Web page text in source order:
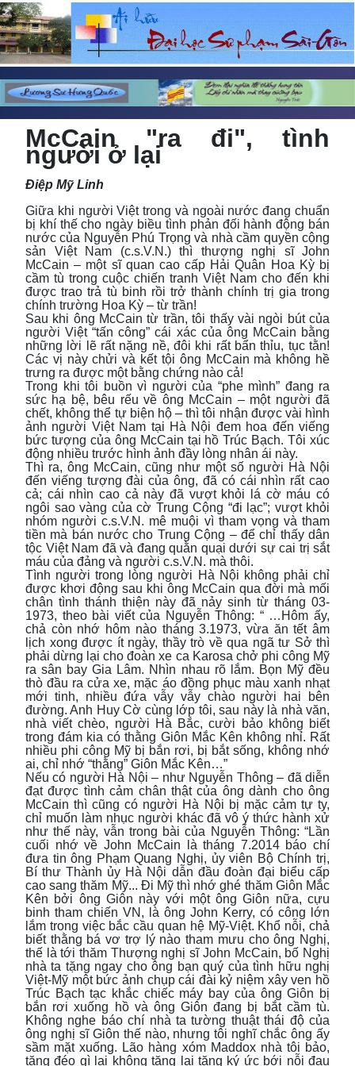
McCain "ra đi", tình
người ở lại
Điệp Mỹ Linh
Giữa khi người Việt trong và ngoài nước đang chuẩn
bị khí thế cho ngày biều tình phản đối hành động bán
nước của Nguyễn Phú Trọng và nhà cầm quyền cộng
sản Việt Nam (c.s.V.N.) thì thượng nghị sĩ John
McCain – một sĩ quan cao cấp Hải Quân Hoa Kỳ bị
cầm tù trong cuộc chiến tranh Việt Nam cho đến khi
được trao trả tù binh rồi trở thành chính trị gia trong
chính trường Hoa Kỳ – từ trần!
Sau khi ông McCain từ trần, tôi thấy vài ngòi bút của
người Việt “tấn công” cái xác của ông McCain bằng
những lời lẽ rất nặng nề, đôi khi rất bẩn thỉu, tục tằn!
Các vị này chửi và kết tội ông McCain mà không hề
trưng ra được một bằng chứng nào cả!
Trong khi tôi buồn vì người của “phe mình” đang ra
sức hạ bệ, bêu rếu về ông McCain – một người đã
chết, không thể tự biện hộ – thì tôi nhận được vài hình
ảnh người Việt Nam tại Hà Nội đem hoa đến viếng
bức tượng của ông McCain tại hồ Trúc Bạch. Tôi xúc
động nhiều trước hình ảnh đầy lòng nhân ái này.
Thì ra, ông McCain, cũng như một số người Hà Nội
đến viếng tượng đài của ông, đã có cái nhìn rất cao
cả; cái nhìn cao cả này đã vượt khỏi lá cờ máu có
ngôi sao vàng của cờ Trung Cộng “đi lạc”; vượt khỏi
nhóm người c.s.V.N. mê muội vì tham vọng và tham
tiền mà bán nước cho Trung Cộng – để chỉ thấy dân
tộc Việt Nam đã và đang quằn quại dưới sự cai trị sắt
máu của đảng và người c.s.V.N. mà thôi.
Tình người trong lòng người Hà Nội không phải chỉ
được khơi động sau khi ông McCain qua đời mà mối
chân tình thánh thiện này đã nảy sinh từ tháng 03-
1973, theo bài viết của Nguyễn Thông: “ …Hôm ấy,
chả còn nhớ hôm nào tháng 3.1973, vừa ăn tết âm
lịch xong được ít ngày, thầy trò về qua ngã tư Sở thì
phải dừng lại cho đoàn xe ca Karosa chở phi công Mỹ
ra sân bay Gia Lâm. Nhìn nhau rõ lắm. Bọn Mỹ đều
thò đầu ra cửa xe, mặc áo đồng phục màu xanh nhạt
mới tinh, nhiều đứa vẫy vẫy chào người hai bên
đường. Anh Huy Cờ cùng lớp tôi, sau này là nhà văn,
nhà viết chèo, người Hà Bắc, cười bảo không biết
trong đám kia có thằng Giôn Mắc Kên không nhỉ. Rất
nhiều phi công Mỹ bị bắn rơi, bị bắt sống, không nhớ
ai, chỉ nhớ “thằng” Giôn Mắc Kên…”
Nếu có người Hà Nội – như Nguyễn Thông – đã diễn
đạt được tình cảm chân thật của ông dành cho ông
McCain thì cũng có người Hà Nội bị mặc cảm tự ty,
chỉ muốn làm nhục người khác đã vô ý thức hành xử
như thế này, vẫn trong bài của Nguyễn Thông: “Lần
cuối nhớ về John McCain là tháng 7.2014 báo chí
đưa tin ông Phạm Quang Nghị, ủy viên Bộ Chính trị,
Bí thư Thành ủy Hà Nội dẫn đầu đoàn đại biểu cấp
cao sang thăm Mỹ... Đi Mỹ thì nhớ ghé thăm Giôn Mắc
Kên bởi ông Giôn này với một ông Giôn nữa, cựu
binh tham chiến VN, là ông John Kerry, có công lớn
lắm trong việc bắc cầu quan hệ Mỹ-Việt. Khổ nỗi, chả
biết thằng bá vơ trợ lý nào tham mưu cho ông Nghị,
thế là tới thăm Thượng nghị sĩ John McCain, bố Nghị
nhà ta tặng ngay cho ông bạn quý của tình hữu nghị
Việt-Mỹ một bức ảnh chụp cái đài kỷ niệm xây ven hồ
Trúc Bạch tạc khắc chiếc máy bay của ông Giôn bị
bắn rơi xuống hồ và ông Giôn đang bị bắt cầm tù.
Không nghe báo chí nhà ta tường thuật thái độ của
ông nghị sĩ Giôn thế nào, nhưng tôi nghĩ chắc ông ấy
sầm mặt xuống. Lão hàng xóm Maddox nhà tôi bảo,
tặng đéo gì lại không tặng lại tặng ký ức bới nỗi đau